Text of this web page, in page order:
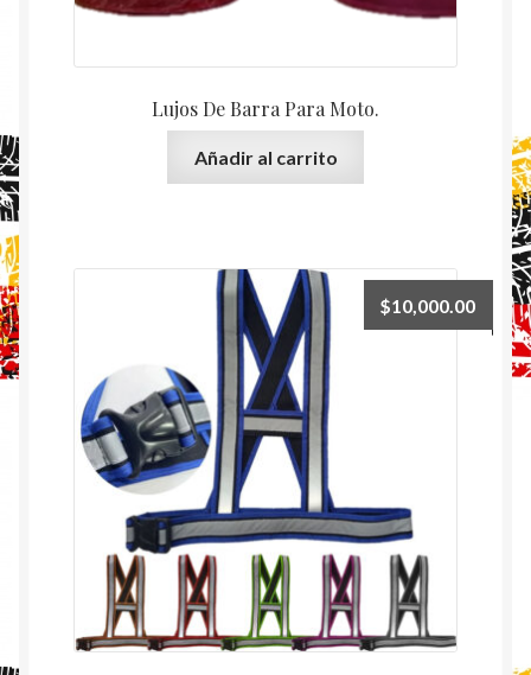
Lujos De Barra Para Moto.
Añadir al carrito
$10,000.00